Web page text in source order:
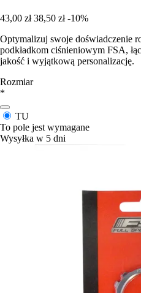
43,00 zł 38,50 zł -10%
Optymalizuj swoje doświadczenie
podkładkom ciśnieniowym FSA,
jakość i wyjątkową personalizację.
Rozmiar
*
TU
To pole jest wymagane
Wysyłka w 5 dni